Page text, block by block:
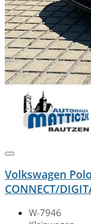
Volkswagen
CONNECT/
W-7946